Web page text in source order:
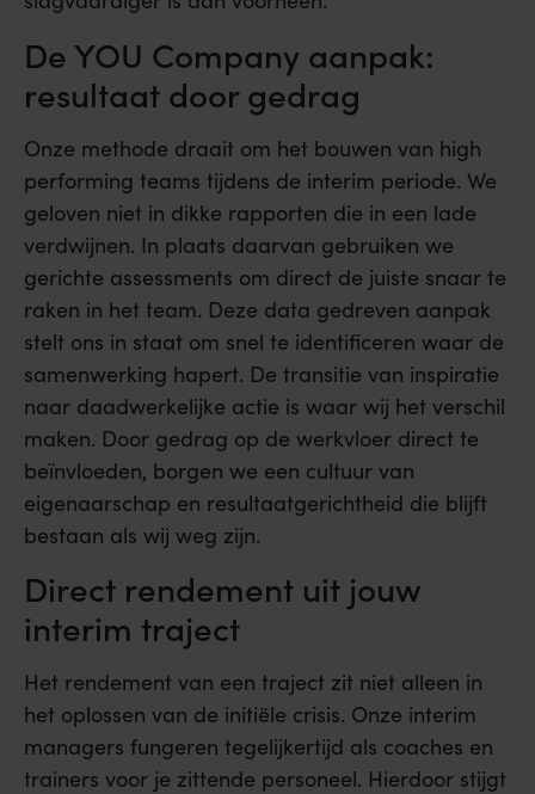
De YOU Company aanpak:
resultaat door gedrag
Onze methode draait om het bouwen van high
performing teams tijdens de interim periode. We
geloven niet in dikke rapporten die in een lade
verdwijnen. In plaats daarvan gebruiken we
gerichte assessments om direct de juiste snaar te
raken in het team. Deze data gedreven aanpak
stelt ons in staat om snel te identificeren waar de
samenwerking hapert. De transitie van inspiratie
naar daadwerkelijke actie is waar wij het verschil
maken. Door gedrag op de werkvloer direct te
beïnvloeden, borgen we een cultuur van
eigenaarschap en resultaatgerichtheid die blijft
bestaan als wij weg zijn.
Direct rendement uit jouw
interim traject
Het rendement van een traject zit niet alleen in
het oplossen van de initiële crisis. Onze interim
managers fungeren tegelijkertijd als coaches en
trainers voor je zittende personeel. Hierdoor stijgt